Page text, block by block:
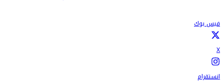
فيس بوك
X
انستقرام